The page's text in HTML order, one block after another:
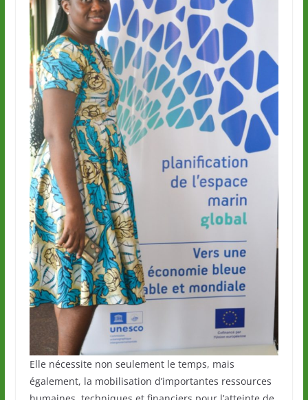
Elle nécessite non seulement le temps, mais
également, la mobilisation d’importantes ressources